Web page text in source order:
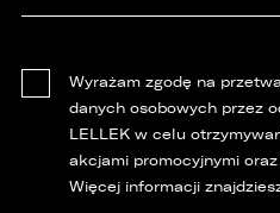
Wyrażam zgodę na
danych osobowych przez
LELLEK w celu
akcjami promocyjnymi
Więcej informacji